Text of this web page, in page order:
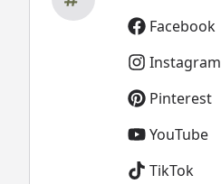
Facebook
Instagram
Pinterest
YouTube
TikTok